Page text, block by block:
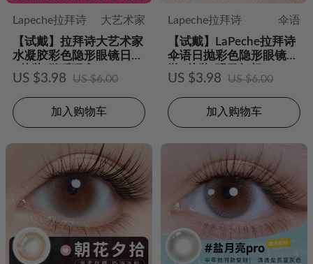
Lapeche拉拜诗
大艺术家
【试戴】拉拜诗大艺术家
水凝胶彩色隐形眼镜日抛
2片装-微醺玩家
US $3.98 US $6.00
加入购物车
Lapeche拉拜诗
伞语
【试戴】LaPeche拉拜诗
伞语日抛彩色隐形眼镜日
抛2片装-明日幻想
US $3.98 US $6.00
加入购物车